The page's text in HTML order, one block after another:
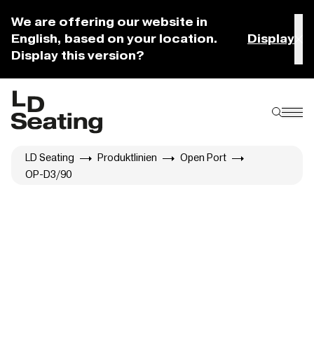
We are offering our website in
English, based on your location.
Display this version?
Display
LD Seating Produktlinien
Open Port
OP-D3/90